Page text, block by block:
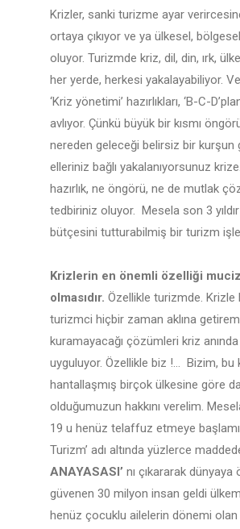
Krizler, sanki turizme ayar
ortaya çıkıyor ve ya ülkesel,
oluyor. Turizmde kriz, dil, din, ırk,
her yerde, herkesi yakalayabiliyor.
‘Kriz yönetimi’ hazırlıkları, ‘B-C-
avlıyor. Çünkü büyük bir kısmı
nereden geleceği belirsiz bir kurşun
elleriniz bağlı yakalanıyorsunuz
hazırlık, ne öngörü, ne de mutlak
tedbiriniz oluyor. Mesela son 3
bütçesini tutturabilmiş bir turizm
Krizlerin en önemli özelliği
olmasıdır. Özellikle turizmde. Krizle
turizmci hiçbir zaman aklına
kuramayacağı çözümleri kriz
uyguluyor. Özellikle biz !… Bizim, bu
hantallaşmış birçok ülkesine göre
olduğumuzun hakkını verelim.
19 u henüz telaffuz etmeye
Turizm’ adı altında yüzlerce
ANAYASASI’ nı çıkararak
güvenen 30 milyon insan geldi
henüz çocuklu ailelerin dönemi olan